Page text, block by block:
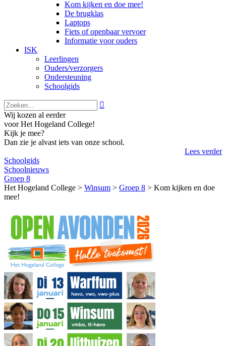
Kom kijken en doe mee!
De brugklas
Laptops
Fiets of openbaar vervoer
Informatie voor ouders
ISK
Leerlingen
Ouders/verzorgers
Ondersteuning
Schoolgids

Wij kozen al eerder
voor Het Hogeland College!
Kijk je mee?
Dan zie je alvast iets van onze school.
Lees verder
Schoolgids
Schoolnieuws
Groep 8
Het Hogeland College > Winsum > Groep 8 > Kom kijken en doe
mee!